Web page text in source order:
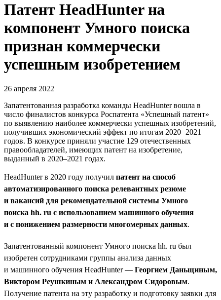
Патент HeadHunter на
компонент Умного поиска
признан коммерчески
успешным изобретением
26 апреля 2022
Запатентованная разработка команды HeadHunter вошла в
число финалистов конкурса Роспатента «Успешный патент»
по выявлению наиболее коммерчески успешных изобретений,
получивших экономический эффект по итогам 2020−2021
годов. В конкурсе приняли участие 129 отечественных
правообладателей, имеющих патент на изобретение,
выданный в 2020–2021 годах.
HeadHunter в 2020 году получил патент на способ
автоматизированного поиска релевантных резюме
и вакансий для рекомендательной системы Умного
поиска hh. ru с использованием машинного обучения
и с понижением размерности многомерных данных.
Запатентованный компонент Умного поиска hh. ru был
изобретен сотрудниками группы анализа данных
и машинного обучения HeadHunter — Георгием Даньщиным,
Виктором Реушкиным и Александром Сидоровым.
Получение патента на эту разработку и подготовку заявки для